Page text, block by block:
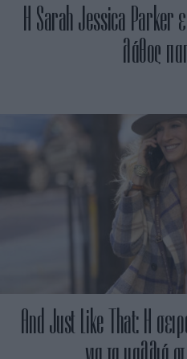
Η Sarah Jessica Parker
λάθος
And Just Like That: Η